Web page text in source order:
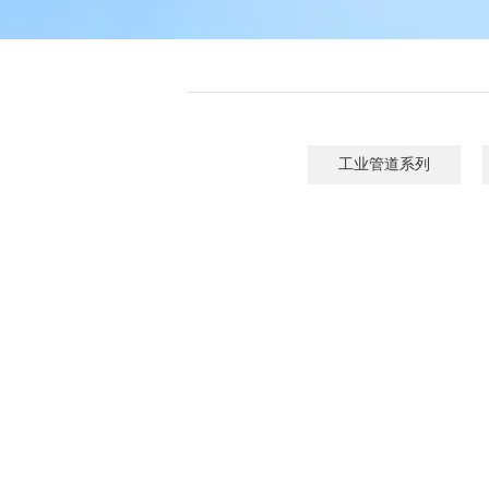
工业管道系列